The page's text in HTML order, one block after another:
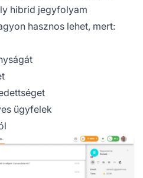
hibrid jegyfolyam
hasznos lehet, mert:
ügyfelek